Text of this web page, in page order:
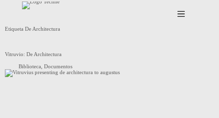
Etiqueta De Architectura
Vitruvio: De Architectura
Biblioteca Documentos